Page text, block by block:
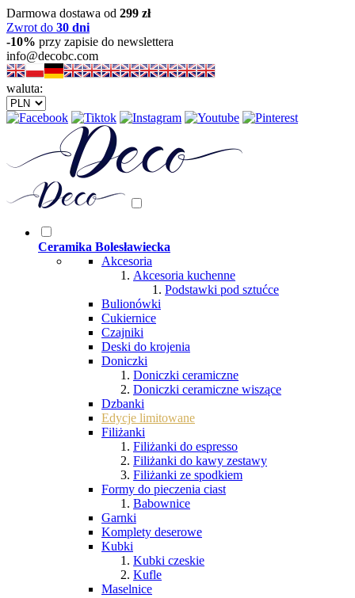
Darmowa dostawa od 299 zł
Zwrot do 30 dni
-10% przy zapisie do newslettera
info@decobc.com
waluta:
Ceramika Bolesławiecka
Akcesoria
Akcesoria kuchenne
Podstawki pod sztućce
Bulionówki
Cukiernice
Czajniki
Deski do krojenia
Doniczki
Doniczki ceramiczne
Doniczki ceramiczne wiszące
Dzbanki
Edycje limitowane
Filiżanki
Filiżanki do espresso
Filiżanki do kawy zestawy
Filiżanki ze spodkiem
Formy do pieczenia ciast
Babownice
Garnki
Komplety deserowe
Kubki
Kubki czeskie
Kufle
Maselnice